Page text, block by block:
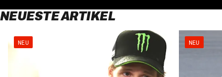
NEUESTE ARTIKEL
NEU NEU